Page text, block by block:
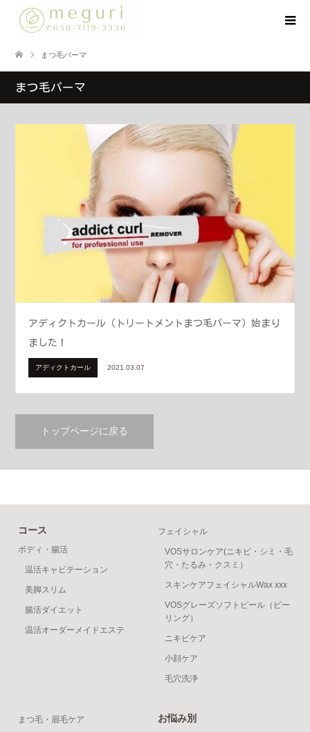
まつ毛パーマ
まつ毛パーマ
アディクトカール（トリートメントまつ毛パーマ）始まり
ました！
アディクトカール 2021.03.07
トップページに戻る
コース
ボディ・腸活
温活キャビテーション
美脚スリム
腸活ダイエット
温活オーダーメイドエステ
フェイシャル
VOSサロンケア(ニキビ・シミ・毛
穴・たるみ・クスミ）
スキンケアフェイシャルWax xxx
VOSグレーズソフトピール（ピー
リング）
ニキビケア
小顔ケア
毛穴洗浄
まつ毛・眉毛ケア お悩み別